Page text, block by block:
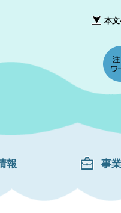
本
報 事